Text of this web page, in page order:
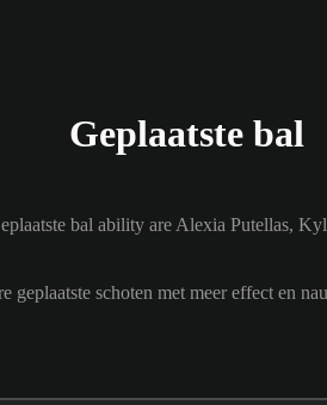
Geplaatste bal
bal ability are Alexia Putellas,
geplaatste schoten met meer effect en